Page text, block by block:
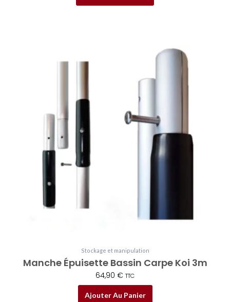
Stockage et manipulation
Manche Épuisette Bassin Carpe Koi 3m
64,90 € TTC
Ajouter Au Panier